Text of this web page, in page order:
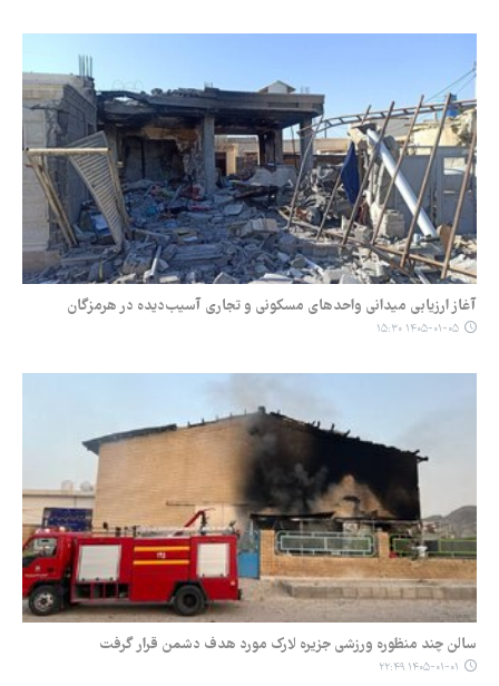
آغاز ارزیابی میدانی واحدهای مسکونی و تجاری آسیب‌دیده در هرمزگان
۱۴۰۵-۰۱-۰۵ ۱۵:۳۰
سالن چند منظوره ورزشی جزیره لارک مورد هدف دشمن قرار گرفت
۱۴۰۵-۰۱-۰۱ ۲۲:۴۹